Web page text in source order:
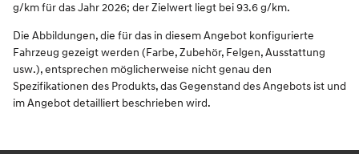
g/km für das Jahr 2026; der Zielwert liegt bei 93.6 g/km.
Die Abbildungen, die für das in diesem Angebot konfigurierte
Fahrzeug gezeigt werden (Farbe, Zubehör, Felgen, Ausstattung
usw.), entsprechen möglicherweise nicht genau den
Spezifikationen des Produkts, das Gegenstand des Angebots ist und
im Angebot detailliert beschrieben wird.